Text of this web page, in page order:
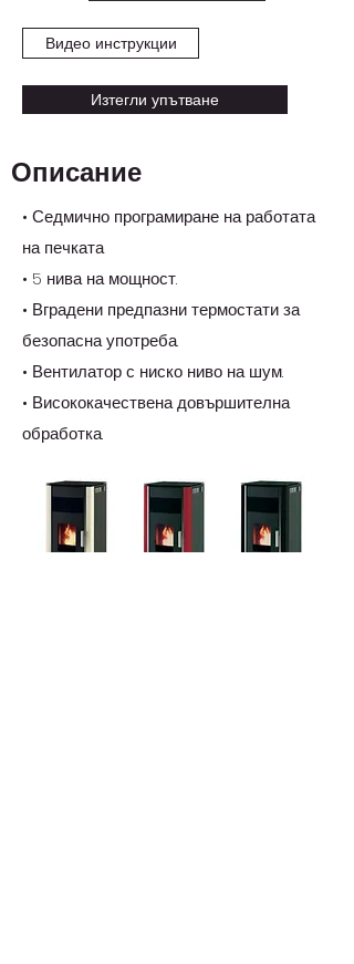
Видео инструкции
Изтегли упътване
Описание
• Седмично програмиране на работата
на печката
• 5 нива на мощност.
• Вградени предпазни термостати за
безопасна употреба.
• Вентилатор с ниско ниво на шум.
• Висококачествена довършителна
обработка.